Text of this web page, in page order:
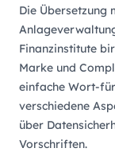
Die Übersetzung
Finanzinstitute
Marke und
einfache Wort-
verschiedene
über
Vorschriften.